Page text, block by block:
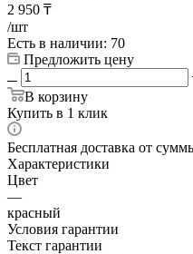
2 950 ₸
/шт
Есть в наличии: 70
Предложить цену
В корзину
Купить в 1 клик
Бесплатная доставка от
Характеристики
Цвет
—
красный
Условия гарантии
Текст гарантии